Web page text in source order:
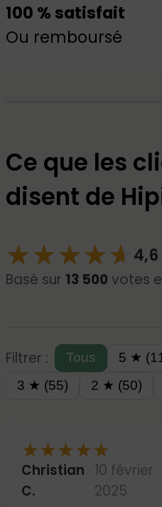
100 % satisfait
Ou remboursé
Ce que les
disent de
★★★★☆
★ 4,6
Basé sur 13 500 votes
Filtrer : Tous 5 ★
3 ★ (55)
2 ★ (50)
★★★★★
Christian
C.
10 février
2025